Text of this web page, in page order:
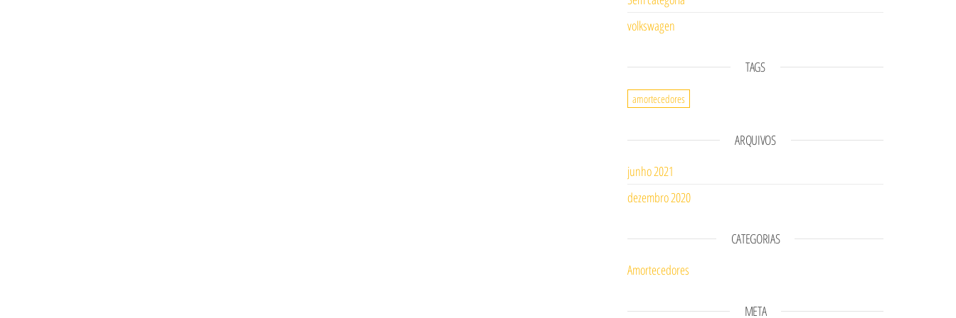
volkswagen
TAGS
amortecedores
ARQUIVOS
junho 2021
dezembro 2020
CATEGORIAS
Amortecedores
META